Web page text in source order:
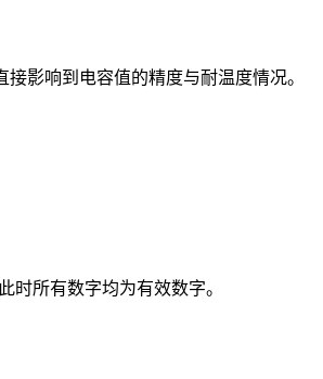
影响到电容值的精度与耐温度情况。
时所有数字均为有效数字。